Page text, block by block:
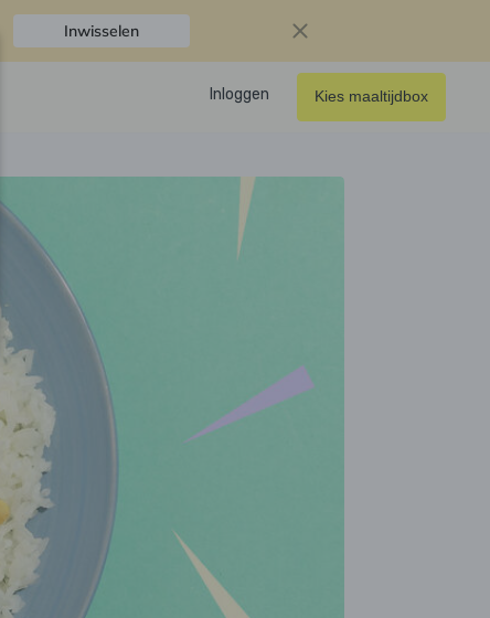
Inwisselen
Inloggen Kies maaltijdbox